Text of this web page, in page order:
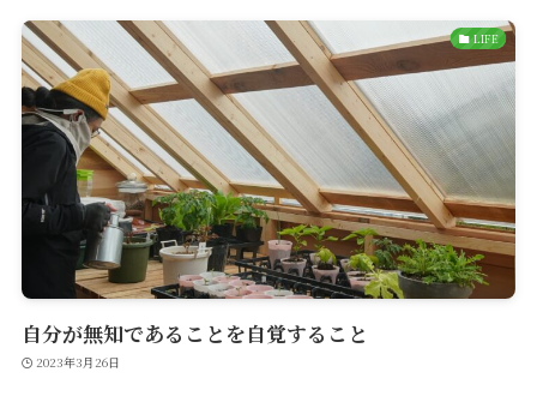
LIFE
自分が無知であることを自覚すること
2023年3月26日